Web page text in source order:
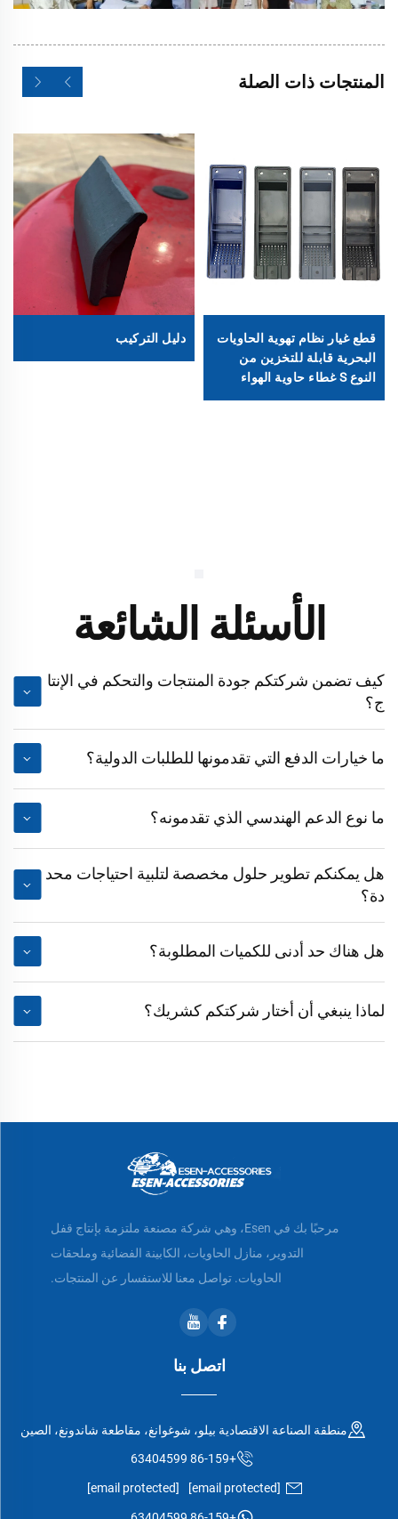
المنتجات ذات الصلة
قطع غيار نظام تهوية الحاويات
البحرية قابلة للتخزين من
النوع S غطاء حاوية الهواء
دليل التركيب
الأسئلة الشائعة
كيف تضمن شركتكم جودة المنتجات والتحكم في الإنتا
ج؟
ما خيارات الدفع التي تقدمونها للطلبات الدولية؟
ما نوع الدعم الهندسي الذي تقدمونه؟
هل يمكنكم تطوير حلول مخصصة لتلبية احتياجات محد
دة؟
هل هناك حد أدنى للكميات المطلوبة؟
لماذا ينبغي أن أختار شركتكم كشريك؟
مرحبًا بك في Esen، وهي شركة مصنعة ملتزمة بإنتاج قفل
التدوير، منازل الحاويات، الكابينة الفضائية وملحقات
الحاويات. تواصل معنا للاستفسار عن المنتجات.
اتصل بنا
منطقة الصناعة الاقتصادية بيلو، شوغوانغ، مقاطعة شاندونغ، الصين
+86-159 63404599
[email protected]
[email protected]